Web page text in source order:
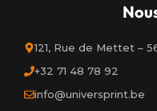
121, Rue de Mettet –
+32 71 48 78 92
info@universprint.be